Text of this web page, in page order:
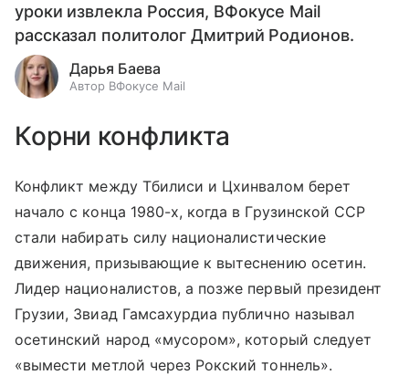
уроки извлекла Россия, ВФокусе Mail
рассказал политолог Дмитрий Родионов.
Дарья Баева
Автор ВФокусе Mail
Корни конфликта
Конфликт между Тбилиси и Цхинвалом берет
начало с конца 1980-х, когда в Грузинской ССР
стали набирать силу националистические
движения, призывающие к вытеснению осетин.
Лидер националистов, а позже первый президент
Грузии, Звиад Гамсахурдиа публично называл
осетинский народ «мусором», который следует
«вымести метлой через Рокский тоннель».